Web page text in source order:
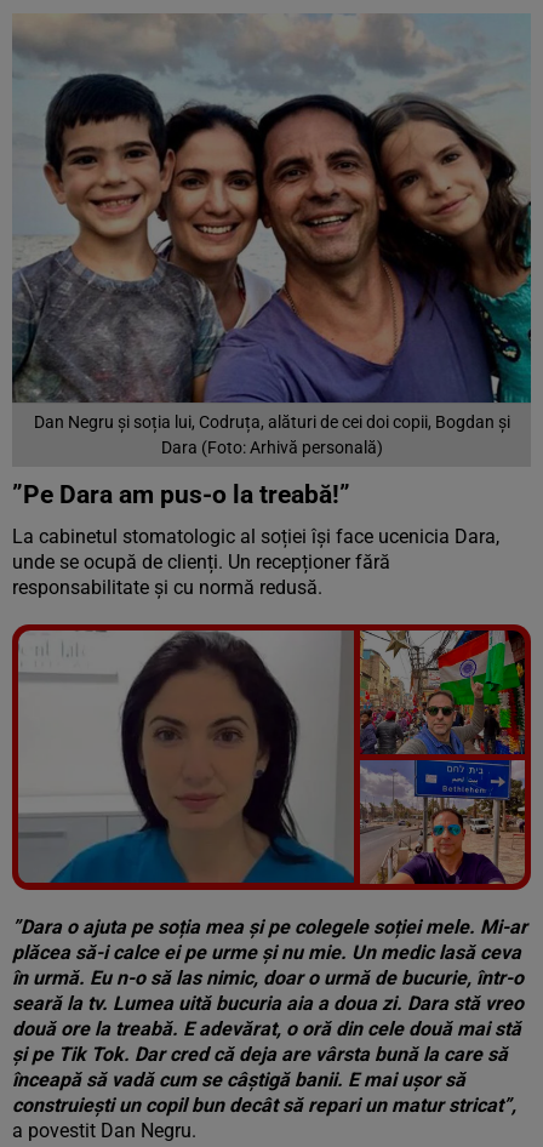
Dan Negru și soția lui, Codruța, alături de cei doi copii, Bogdan și
Dara (Foto: Arhivă personală)
”Pe Dara am pus-o la treabă!”
La cabinetul stomatologic al soției își face ucenicia Dara,
unde se ocupă de clienți. Un recepționer fără
responsabilitate și cu normă redusă.
Vezi galeria foto
8 poze
”Dara o ajuta pe soția mea și pe colegele soției mele. Mi-ar
plăcea să-i calce ei pe urme și nu mie. Un medic lasă ceva
în urmă. Eu n-o să las nimic, doar o urmă de bucurie, într-o
seară la tv. Lumea uită bucuria aia a doua zi. Dara stă vreo
două ore la treabă. E adevărat, o oră din cele două mai stă
și pe Tik Tok. Dar cred că deja are vârsta bună la care să
înceapă să vadă cum se câștigă banii. E mai ușor să
construiești un copil bun decât să repari un matur stricat”,
a povestit Dan Negru.